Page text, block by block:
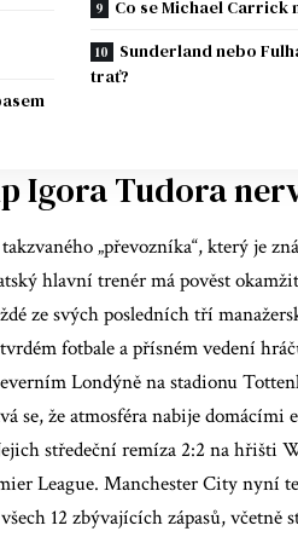
Co se Michael Carrick
Sunderland nebo
trať?
Igora Tudora
„převozníka“, který je
hlavní trenér má pověst
ze svých posledních tří
fotbale a přísném vedení
Londýně na stadionu
se, že atmosféra nabije domácími
středeční remíza 2:2 na hřišti
League. Manchester City nyní
12 zbývajících zápasů, včetně